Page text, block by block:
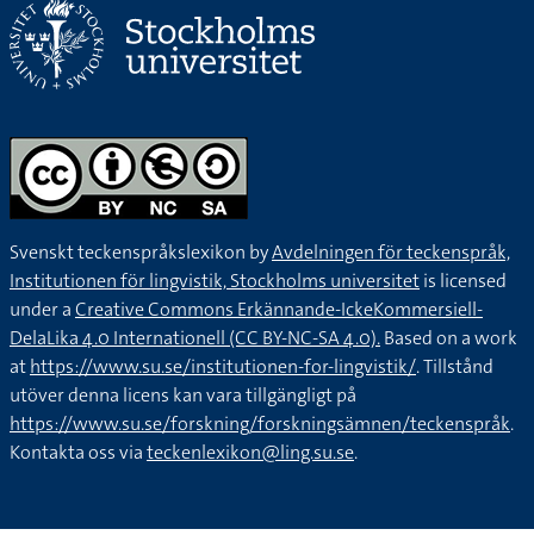
Svenskt teckenspråkslexikon byAvdelningen för teckenspråk,
Institutionen för lingvistik, Stockholms universitetis licensed
under aCreative Commons Erkännande-IckeKommersiell-
DelaLika 4.0 Internationell (CC BY-NC-SA 4.0).Based on a work
athttps://www.su.se/institutionen-for-lingvistik/. Tillstånd
utöver denna licens kan vara tillgängligt på
https://www.su.se/forskning/forskningsämnen/teckenspråk.
Kontakta oss viateckenlexikon@ling.su.se.